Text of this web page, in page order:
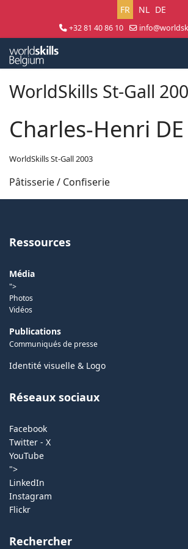
Sélectionnez
FR NL DE
+32 81 40 86 10
WorldSkills St-Gall
Charles-Henri DE
WorldSkills St-Gall 2003
Pâtisserie / Confiserie
Ressources
Média
">
Photos
Vidéos
Publications
Communiqués de presse
Identité visuelle & Logo
Réseaux sociaux
Facebook
Twitter - X
YouTube
">
LinkedIn
Instagram
Flickr
Rechercher